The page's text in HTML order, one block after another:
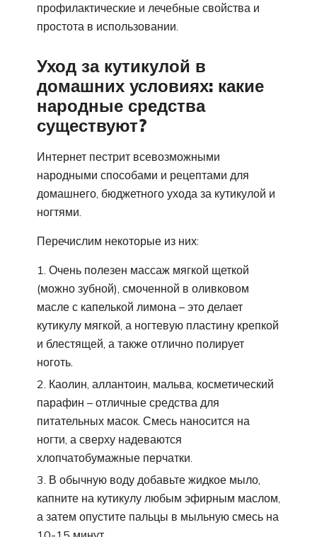
профилактические и лечебные свойства и
простота в использовании.
Уход за кутикулой в
домашних условиях: какие
народные средства
существуют?
Интернет пестрит всевозможными
народными способами и рецептами для
домашнего, бюджетного ухода за кутикулой и
ногтями.
Перечислим некоторые из них:
Очень полезен массаж мягкой щеткой
(можно зубной), смоченной в оливковом
масле с капелькой лимона – это делает
кутикулу мягкой, а ногтевую пластину крепкой
и блестящей, а также отлично полирует
ноготь.
Каолин, аллантоин, мальва, косметический
парафин – отличные средства для
питательных масок. Смесь наносится на
ногти, а сверху надеваются
хлопчатобумажные перчатки.
В обычную воду добавьте жидкое мыло,
капните на кутикулу любым эфирным маслом,
а затем опустите пальцы в мыльную смесь на